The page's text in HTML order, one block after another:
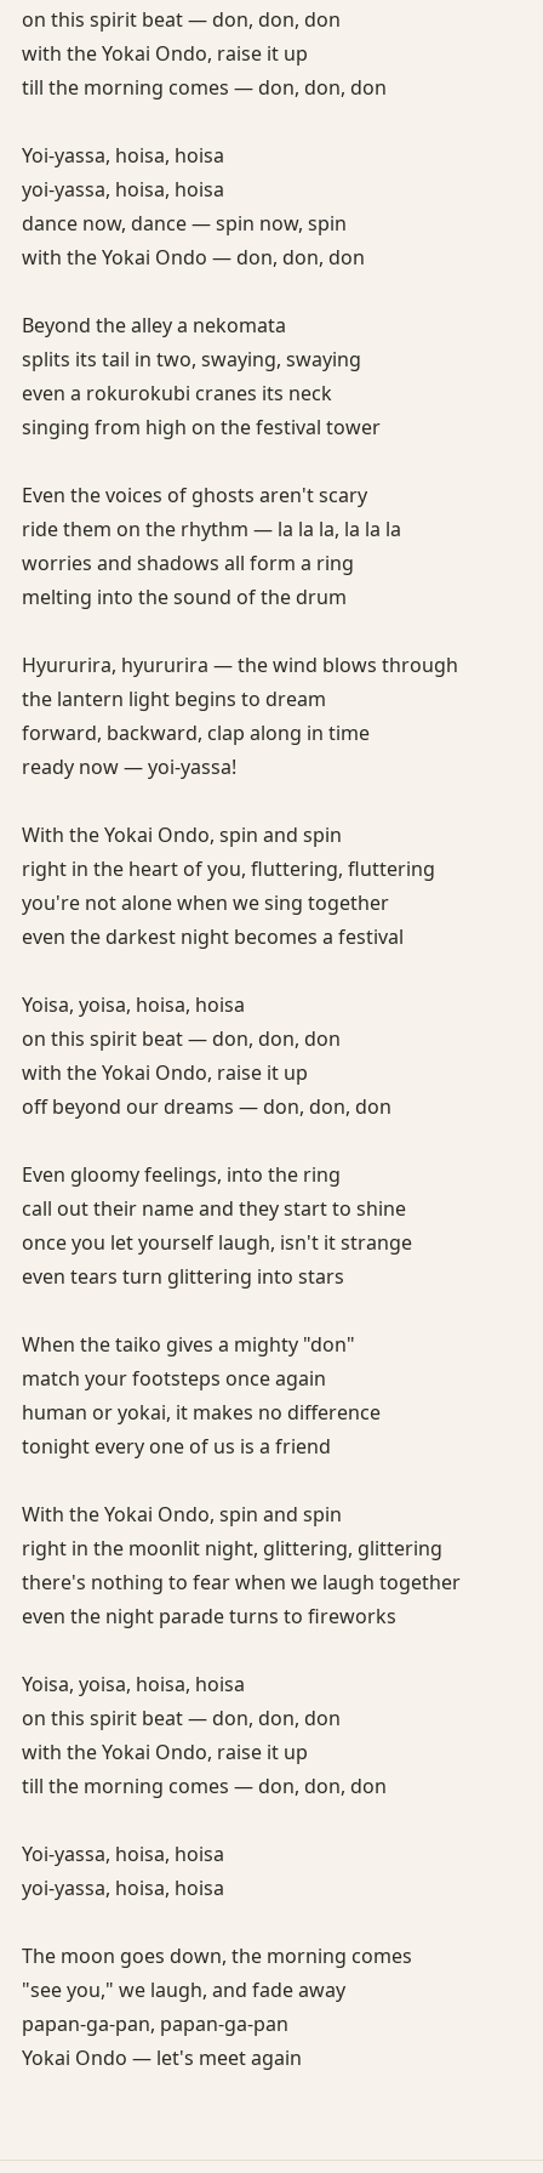
on this spirit beat — don, don, don
with the Yokai Ondo, raise it up
till the morning comes — don, don, don
Yoi-yassa, hoisa, hoisa
yoi-yassa, hoisa, hoisa
dance now, dance — spin now, spin
with the Yokai Ondo — don, don, don
Beyond the alley a nekomata
splits its tail in two, swaying, swaying
even a rokurokubi cranes its neck
singing from high on the festival tower
Even the voices of ghosts aren't scary
ride them on the rhythm — la la la, la la la
worries and shadows all form a ring
melting into the sound of the drum
Hyururira, hyururira — the wind blows through
the lantern light begins to dream
forward, backward, clap along in time
ready now — yoi-yassa!
With the Yokai Ondo, spin and spin
right in the heart of you, fluttering, fluttering
you're not alone when we sing together
even the darkest night becomes a festival
Yoisa, yoisa, hoisa, hoisa
on this spirit beat — don, don, don
with the Yokai Ondo, raise it up
off beyond our dreams — don, don, don
Even gloomy feelings, into the ring
call out their name and they start to shine
once you let yourself laugh, isn't it strange
even tears turn glittering into stars
When the taiko gives a mighty "don"
match your footsteps once again
human or yokai, it makes no difference
tonight every one of us is a friend
With the Yokai Ondo, spin and spin
right in the moonlit night, glittering, glittering
there's nothing to fear when we laugh together
even the night parade turns to fireworks
Yoisa, yoisa, hoisa, hoisa
on this spirit beat — don, don, don
with the Yokai Ondo, raise it up
till the morning comes — don, don, don
Yoi-yassa, hoisa, hoisa
yoi-yassa, hoisa, hoisa
The moon goes down, the morning comes
"see you," we laugh, and fade away
papan-ga-pan, papan-ga-pan
Yokai Ondo — let's meet again